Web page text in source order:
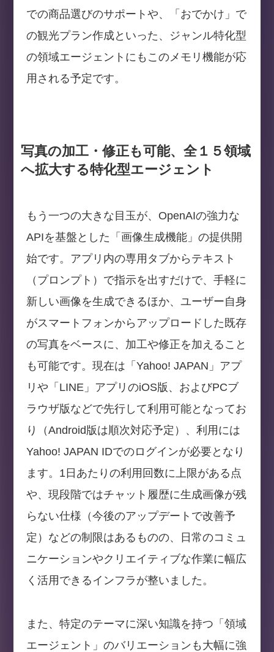
での商品選びのサポートや、「おでかけ」で
の観光プラン作成といった、ジャンル特化型
の領域エージェントにもこのメモリ機能が応
用される予定です。
写真の加工・修正も可能、全１５領域
へ拡大する特化型エージェント
もう一つの大きな目玉が、OpenAIの強力な
APIを基盤とした「画像生成機能」の提供開
始です。アプリ内の専用タブからテキスト
（プロンプト）で指示を出すだけで、手軽に
新しい画像を生成できるほか、ユーザー自身
がスマートフォンからアップロードした既存
の写真をベースに、加工や修正を加えること
も可能です。現在は「Yahoo! JAPAN」アプ
リや「LINE」アプリのiOS版、およびPCブ
ラウザ版などで先行して利用可能となってお
り（Android版は順次対応予定）、利用には
Yahoo! JAPAN IDでのログインが必要となり
ます。1日あたりの利用回数に上限がある点
や、現段階ではチャット履歴に生成画像が残
らない仕様（今後のアップデートで改善予
定）などの制限はあるものの、日常のコミュ
ニケーションやクリエイティブな作業に幅広
く活用できるインフラが整いました。
また、特定のテーマに深い知識を持つ「領域
エージェント」のバリエーションも大幅に強